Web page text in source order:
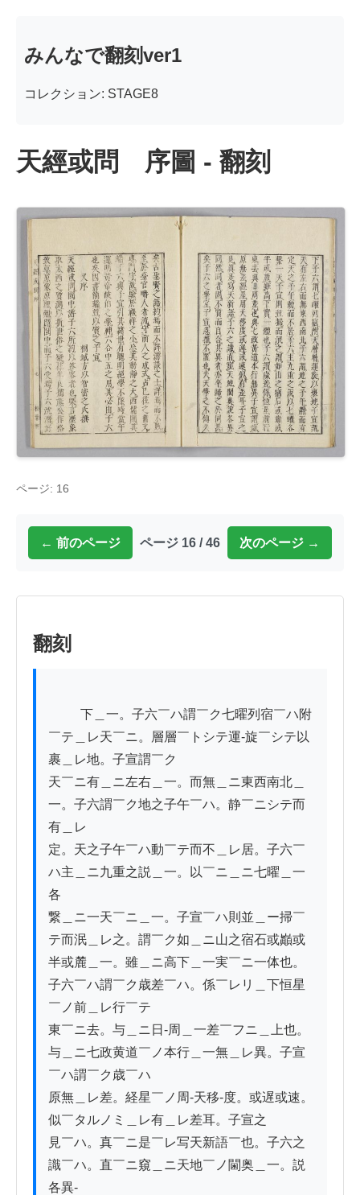
みんなで翻刻ver1
コレクション: STAGE8
天經或問 序圖 - 翻刻
ページ: 16
← 前のページ ページ 16 / 46 次のページ →
翻刻
￣テ＿レ天￣ニ。層層￣トシテ運-旋￣シテ以
裹＿レ地。子宣謂￣ク
天￣ニ有＿ニ左右＿一。而無＿ニ東西南北＿
一。子六謂￣ク地之子午￣ハ。静￣ニシテ而
有＿レ
定。天之子午￣ハ動￣テ而不＿レ居。子六￣
ハ主＿ニ九重之説＿一。以￣ニ＿ニ七曜＿一
各
繋＿ニ一天￣ニ＿一。子宣￣ハ則並＿ー掃￣
テ而泯＿レ之。謂￣ク如＿ニ山之宿石或巓或
半或麓＿一。雖＿ニ高下＿一実￣ニ一体也。
子六￣ハ謂￣ク歳差￣ハ。係￣レリ＿下恒星
￣ノ前＿レ行￣テ
東￣ニ去。与＿ニ日-周＿一差￣フニ＿上也。
与＿ニ七政黄道￣ノ本行＿一無＿レ異。子宣
￣ハ謂￣ク歳￣ハ
原無＿レ差。経星￣ノ周-天移-度。或遅或速。
似￣タルノミ＿レ有＿レ差耳。子宣之
見￣ハ。真￣ニ是￣レ写天新語￣也。子六之
識￣ハ。直￣ニ窺＿ニ天地￣ノ閫奥＿一。説
各異-